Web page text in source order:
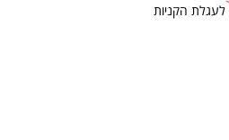
לעגלת הקניות